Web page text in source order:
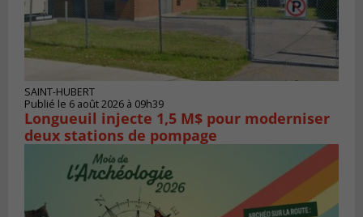
SAINT-HUBERT
Publié le 6 août 2026 à 09h39
Longueuil injecte 1,5 M$ pour moderniser
deux stations de pompage